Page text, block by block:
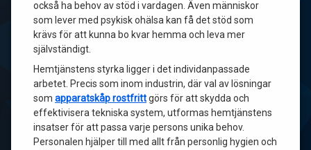
också ha behov av stöd i vardagen. Även människor
som lever med psykisk ohälsa kan få det stöd som
krävs för att kunna bo kvar hemma och leva mer
självständigt.
Hemtjänstens styrka ligger i det individanpassade
arbetet. Precis som inom industrin, där val av lösningar
som apparatskåp rostfrittgörs för att skydda och
effektivisera tekniska system, utformas hemtjänstens
insatser för att passa varje persons unika behov.
Personalen hjälper till med allt från personlig hygien och